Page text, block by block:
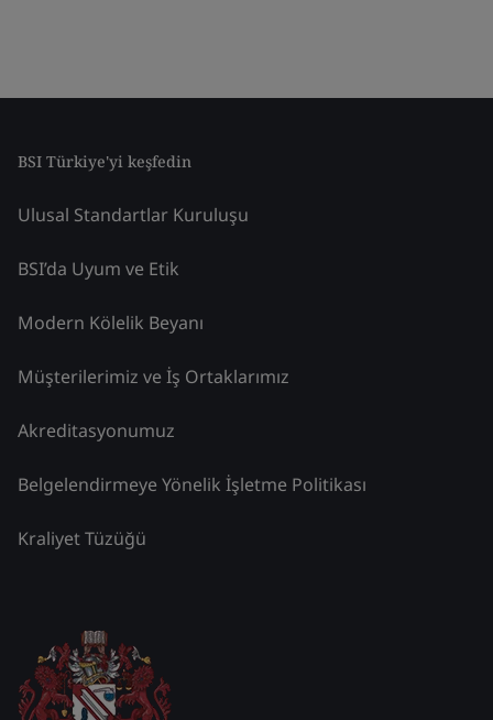
BSI Türkiye'yi keşfedin
Ulusal Standartlar Kuruluşu
BSI’da Uyum ve Etik
Modern Kölelik Beyanı
Müşterilerimiz ve İş Ortaklarımız
Akreditasyonumuz
Belgelendirmeye Yönelik İşletme Politikası
Kraliyet Tüzüğü